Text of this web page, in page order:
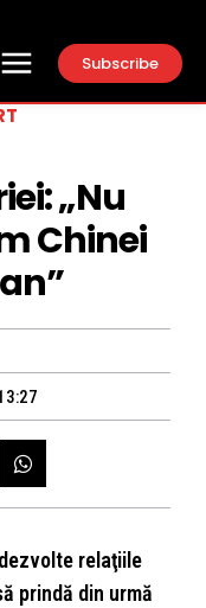
Subscribe
„Nu
Chinei
relaţiile
prindă din urmă